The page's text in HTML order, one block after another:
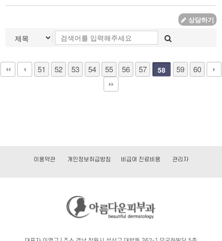
상담하기
51 52 53 54 55 56 57 58 59 60
이용약관 개인정보취급방침 비급여 진료비용 관리자